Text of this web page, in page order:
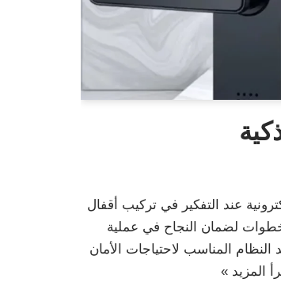
عند التفكير في تركيب أقفال
خطوات لضمان النجاح في عملية
النظام المناسب لاحتياجات الأمان
المزيد »